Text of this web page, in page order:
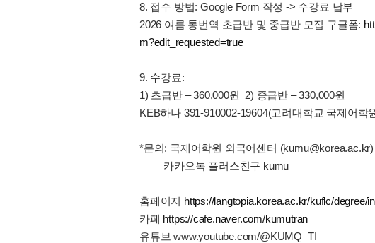
8. 접수 방법: Google Form 작성 -> 수강료 납부
2026 여름 통번역 초급반 및 중급반 모집 구글폼:
m?edit_requested=true
9. 수강료:
1) 초급반 – 360,000원 2) 중급반 – 330,000원
KEB하나 391-910002-19604(고려대학교 국제어학
*문의: 국제어학원 외국어센터 (kumu@korea.ac.kr)
카카오톡 플러스친구 kumu
홈페이지 https://langtopia.korea.ac.kr/kuflc/degree/
카페 https://cafe.naver.com/kumutran
유튜브 www.youtube.com/@KUMQ_TI